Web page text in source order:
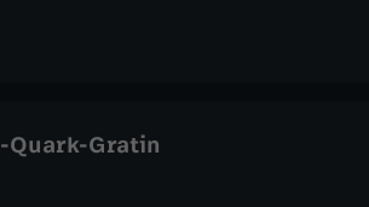
Quark-Gratin